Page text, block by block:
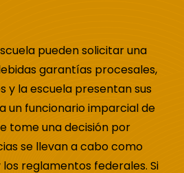
pueden solicitar una
garantías procesales,
y la escuela presentan sus
un funcionario imparcial de
tome una decisión por
se llevan a cabo como
los reglamentos federales. Si